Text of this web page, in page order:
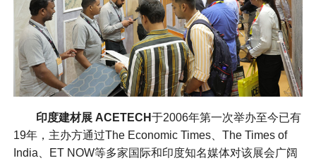
印度建材展 ACETECH于2006年第一次举办至今已有
19年，主办方通过The Economic Times、The Times of
India、ET NOW等多家国际和印度知名媒体对该展会广阔